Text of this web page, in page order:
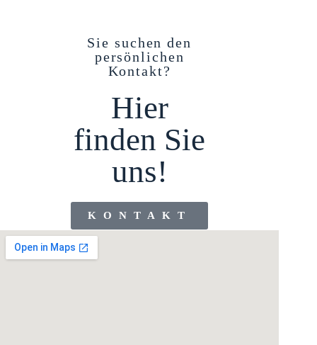
Sie suchen den
persönlichen
Kontakt?
Hier
finden Sie
uns!
KONTAKT